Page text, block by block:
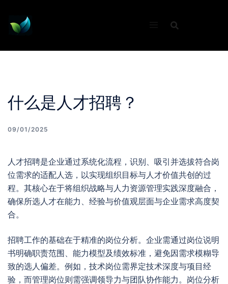
content
什么是人才招聘？
09/01/2025
人才招聘是企业通过系统化流程，识别、吸引并选拔符合岗
位需求的适配人选，以实现组织目标与人才价值共创的过
程。其核心在于将组织战略与人力资源管理实践深度融合，
确保所选人才在能力、经验与价值观层面与企业需求高度契
合。
招聘工作的基础在于精准的岗位分析。企业需通过岗位说明
书明确职责范围、能力模型及绩效标准，避免因需求模糊导
致的选人偏差。例如，技术岗位需界定技术深度与项目经
验，而管理岗位则需强调领导力与团队协作能力。岗位分析